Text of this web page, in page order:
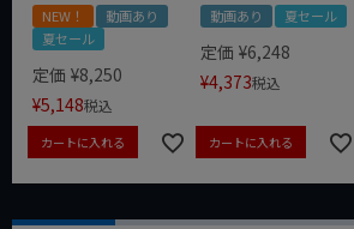
NEW！
動画あり
夏セール
定価 ¥8,250
¥5,148税込
カートに入れる
動画あり 夏セール
定価 ¥6,248
¥4,373税込
カートに入れる